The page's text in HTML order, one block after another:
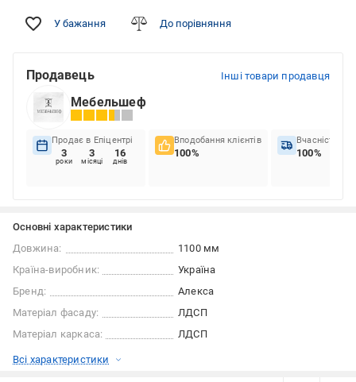
У бажання До порівняння
Продавець Інші товари продавця
Мебельшеф
Продає в Епіцентрі
3
роки
3
місяці
16
днів
Вподобання клієнтів
100%
Вчасність
100%
Основні характеристики
Довжина:
1100 мм
Країна-виробник:
Україна
Бренд:
Алекса
Матеріал фасаду:
ЛДСП
Матеріал каркаса:
ЛДСП
Всі характеристики